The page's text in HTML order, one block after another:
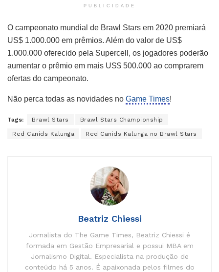
PUBLICIDADE
O campeonato mundial de Brawl Stars em 2020 premiará
US$ 1.000.000 em prêmios. Além do valor de US$
1.000.000 oferecido pela Supercell, os jogadores poderão
aumentar o prêmio em mais US$ 500.000 ao comprarem
ofertas do campeonato.
Não perca todas as novidades no Game Times!
Tags: Brawl Stars Brawl Stars Championship
Red Canids Kalunga Red Canids Kalunga no Brawl Stars
Beatriz Chiessi
Jornalista do The Game Times, Beatriz Chiessi é
formada em Gestão Empresarial e possui MBA em
Jornalismo Digital. Especialista na produção de
conteúdo há 5 anos. É apaixonada pelos filmes do